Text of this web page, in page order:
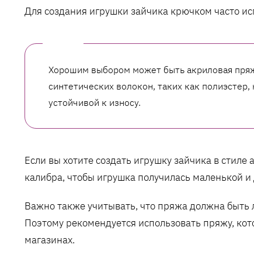
Для создания игрушки зайчика крючком часто
Хорошим выбором может быть акриловая
синтетических волокон, таких как
устойчивой к износу.
Если вы хотите создать игрушку зайчика в
калибра, чтобы игрушка получилась маленькой
Важно также учитывать, что пряжа должна быть
Поэтому рекомендуется использовать пряжу,
магазинах.